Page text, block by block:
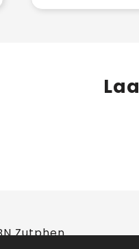
Zutphen